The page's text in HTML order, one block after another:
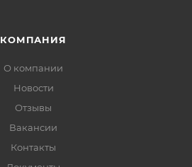
КОМПАНИЯ
О компании
Новости
Отзывы
Вакансии
Контакты